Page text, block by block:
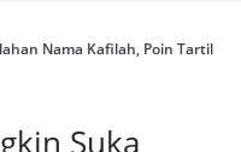
Nama Kafilah, Poin Tartil
Suka